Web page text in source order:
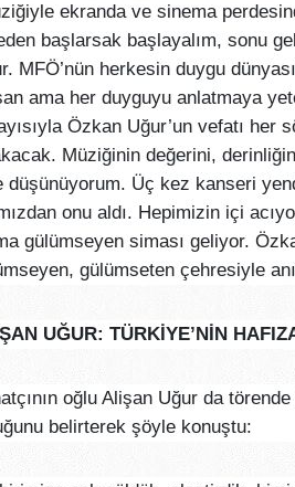
ekranda ve sinema
başlarsak başlayalım, sonu
MFÖ’nün herkesin duygu
ama her duyguyu anlatmaya
Özkan Uğur’un vefatı
Müziğinin değerini,
düşünüyorum. Üç kez kanseri
onu aldı. Hepimizin içi
gülümseyen siması geliyor.
gülümseten çehresiyle
UĞUR: TÜRKİYE’NİN
oğlu Alişan Uğur da
belirterek şöyle konuştu: